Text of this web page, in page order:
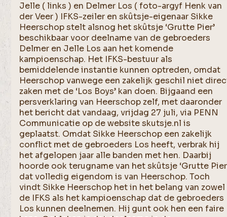
Jelle ( links ) en Delmer Los ( foto-argyf Henk van
der Veer ) IFKS-zeiler en skûtsje-eigenaar Sikke
Heerschop stelt alsnog het skûtsje ‘Grutte Pier’
beschikbaar voor deelname van de gebroeders
Delmer en Jelle Los aan het komende
kampioenschap. Het IFKS-bestuur als
bemiddelende instantie kunnen optreden, omdat
Heerschop vanwege een zakelijk geschil niet
zaken met de ‘Los Boys’ kan doen. Bijgaand een
persverklaring van Heerschop zelf, met daaronder
het bericht dat vandaag, vrijdag 27 juli, via PENN
Communicatie op de website skutsje.nl is
geplaatst. Omdat Sikke Heerschop een zakelijk
conflict met de gebroeders Los heeft, verbrak hij
het afgelopen jaar alle banden met hen. Daarbij
hoorde ook terugname van het skûtsje ‘Grutte
dat volledig eigendom is van Heerschop. Toch
vindt Sikke Heerschop het in het belang van zowel
de IFKS als het kampioenschap dat de gebroeders
Los kunnen deelnemen. Hij gunt ook hen een faire